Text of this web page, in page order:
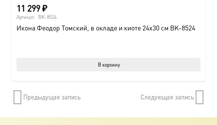
11 299₽
Артикул: BK-8524
Икона Феодор Томский, в окладе и киоте 24х30 см BK-8524
В корзину
Предыдущая запись Следующая запись